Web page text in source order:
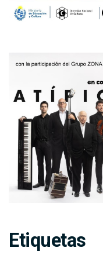
Etiquetas